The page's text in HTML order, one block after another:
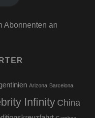
Abonnenten an
Arizona Barcelona
Infinity China